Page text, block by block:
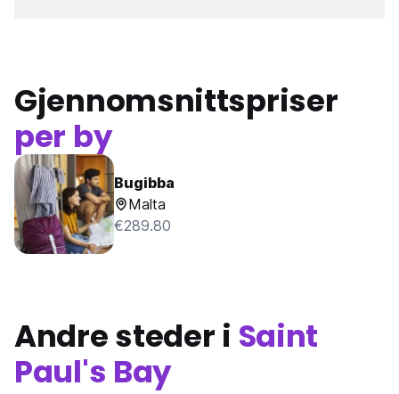
Gjennomsnittspriser
per by
Bugibba
Malta
€289.80
Andre steder i Saint
Paul's Bay